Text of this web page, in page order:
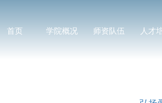
首页 学院概况 师资队伍 人才